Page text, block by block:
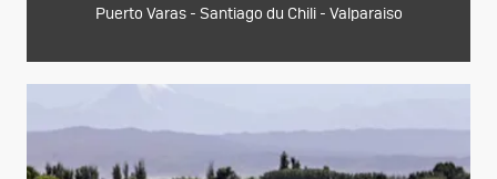
Puerto Varas - Santiago du Chili - Valparaiso